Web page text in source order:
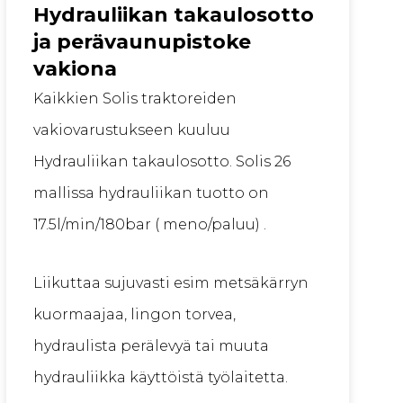
Hydrauliikan takaulosotto
ja perävaunupistoke
vakiona
Kaikkien Solis traktoreiden
vakiovarustukseen kuuluu
Hydrauliikan takaulosotto. Solis 26
mallissa hydrauliikan tuotto on
17.5l/min/180bar ( meno/paluu) .
Liikuttaa sujuvasti esim metsäkärryn
kuormaajaa, lingon torvea,
hydraulista perälevyä tai muuta
hydrauliikka käyttöistä työlaitetta.